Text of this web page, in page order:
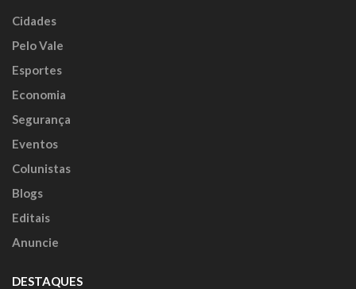
Cidades
Pelo Vale
Esportes
Economia
Segurança
Eventos
Colunistas
Blogs
Editais
Anuncie
DESTAQUES